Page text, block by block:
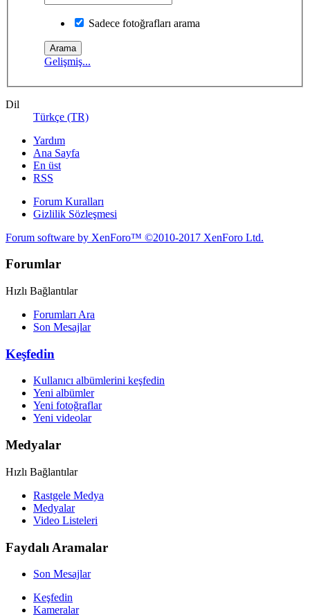
Sadece fotoğrafları arama
Gelişmiş...
Dil
Türkçe (TR)
Yardım
Ana Sayfa
En üst
RSS
Forum Kuralları
Gizlilik Sözleşmesi
Forum software by XenForo™ ©2010-2017 XenForo Ltd.
Forumlar
Hızlı Bağlantılar
Forumları Ara
Son Mesajlar
Keşfedin
Kullanıcı albümlerini keşfedin
Yeni albümler
Yeni fotoğraflar
Yeni videolar
Medyalar
Hızlı Bağlantılar
Rastgele Medya
Medyalar
Video Listeleri
Faydalı Aramalar
Son Mesajlar
Keşfedin
Kameralar